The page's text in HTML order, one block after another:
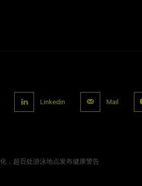
Linkedin Mail
，超百处游泳地点发布健康警告